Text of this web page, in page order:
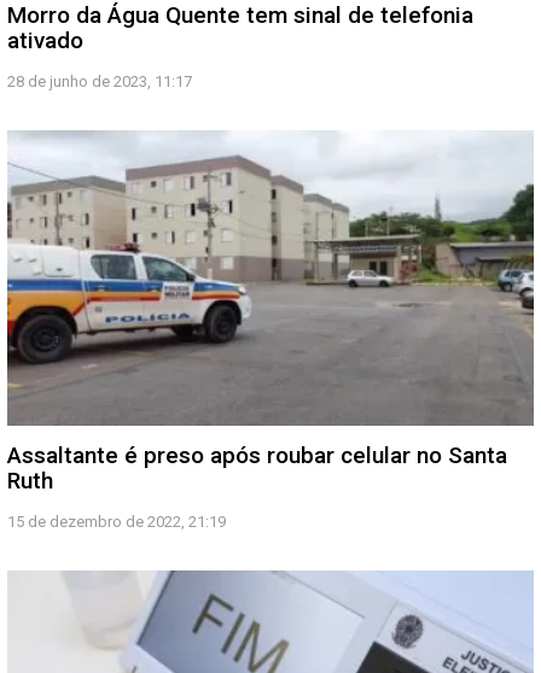
Morro da Água Quente tem sinal de telefonia
ativado
28 de junho de 2023, 11:17
Assaltante é preso após roubar celular no Santa
Ruth
15 de dezembro de 2022, 21:19